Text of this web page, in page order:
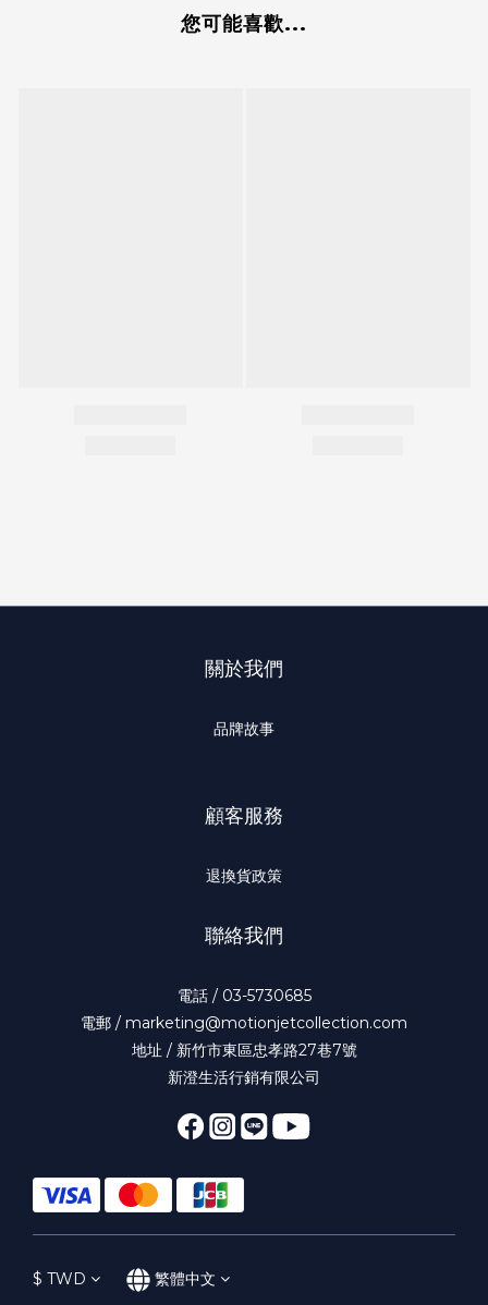
您可能喜歡...
關於我們
品牌故事
顧客服務
退換貨政策
聯絡我們
電話 / 03-5730685
電郵 / marketing@motionjetcollection.com
地址 / 新竹市東區忠孝路27巷7號
新澄生活行銷有限公司
$ TWD 繁體中文